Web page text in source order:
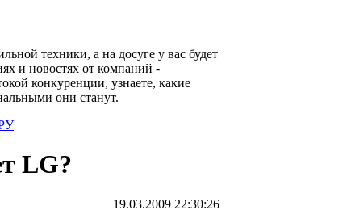
техники, а на досуге у вас будет
и новостях от компаний -
конкуренции, узнаете, какие
они станут.
LG?
19.03.2009 22:30:26